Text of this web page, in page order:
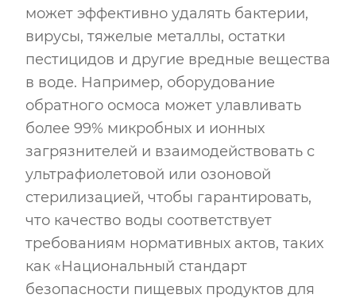
может эффективно удалять бактерии,
вирусы, тяжелые металлы, остатки
пестицидов и другие вредные вещества
в воде. Например, оборудование
обратного осмоса может улавливать
более 99% микробных и ионных
загрязнителей и взаимодействовать с
ультрафиолетовой или озоновой
стерилизацией, чтобы гарантировать,
что качество воды соответствует
требованиям нормативных актов, таких
как «Национальный стандарт
безопасности пищевых продуктов для